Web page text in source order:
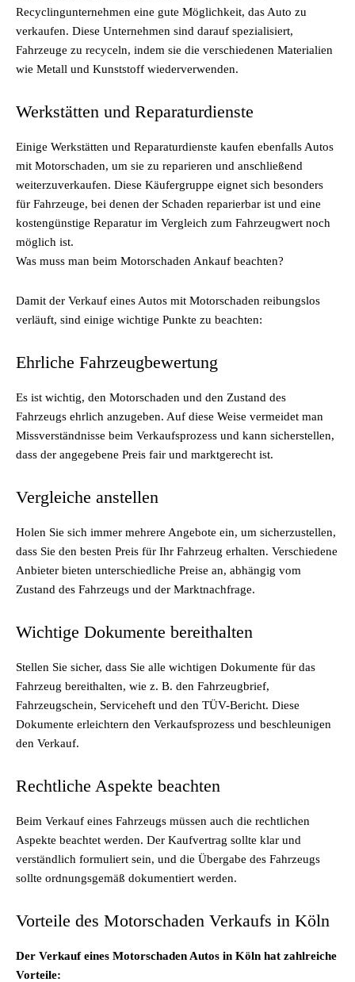
Recyclingunternehmen eine gute Möglichkeit, das Auto zu
verkaufen. Diese Unternehmen sind darauf spezialisiert,
Fahrzeuge zu recyceln, indem sie die verschiedenen Materialien
wie Metall und Kunststoff wiederverwenden.
Werkstätten und Reparaturdienste
Einige Werkstätten und Reparaturdienste kaufen ebenfalls Autos
mit Motorschaden, um sie zu reparieren und anschließend
weiterzuverkaufen. Diese Käufergruppe eignet sich besonders
für Fahrzeuge, bei denen der Schaden reparierbar ist und eine
kostengünstige Reparatur im Vergleich zum Fahrzeugwert noch
möglich ist.
Was muss man beim Motorschaden Ankauf beachten?
Damit der Verkauf eines Autos mit Motorschaden reibungslos
verläuft, sind einige wichtige Punkte zu beachten:
Ehrliche Fahrzeugbewertung
Es ist wichtig, den Motorschaden und den Zustand des
Fahrzeugs ehrlich anzugeben. Auf diese Weise vermeidet man
Missverständnisse beim Verkaufsprozess und kann sicherstellen,
dass der angegebene Preis fair und marktgerecht ist.
Vergleiche anstellen
Holen Sie sich immer mehrere Angebote ein, um sicherzustellen,
dass Sie den besten Preis für Ihr Fahrzeug erhalten. Verschiedene
Anbieter bieten unterschiedliche Preise an, abhängig vom
Zustand des Fahrzeugs und der Marktnachfrage.
Wichtige Dokumente bereithalten
Stellen Sie sicher, dass Sie alle wichtigen Dokumente für das
Fahrzeug bereithalten, wie z. B. den Fahrzeugbrief,
Fahrzeugschein, Serviceheft und den TÜV-Bericht. Diese
Dokumente erleichtern den Verkaufsprozess und beschleunigen
den Verkauf.
Rechtliche Aspekte beachten
Beim Verkauf eines Fahrzeugs müssen auch die rechtlichen
Aspekte beachtet werden. Der Kaufvertrag sollte klar und
verständlich formuliert sein, und die Übergabe des Fahrzeugs
sollte ordnungsgemäß dokumentiert werden.
Vorteile des Motorschaden Verkaufs in Köln
Der Verkauf eines Motorschaden Autos in Köln hat zahlreiche
Vorteile: